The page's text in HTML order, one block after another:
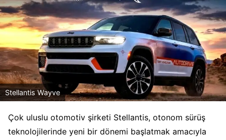
Stellantis Wayve
Çok uluslu otomotiv şirketi Stellantis, otonom sürüş
teknolojilerinde yeni bir dönemi başlatmak amacıyla